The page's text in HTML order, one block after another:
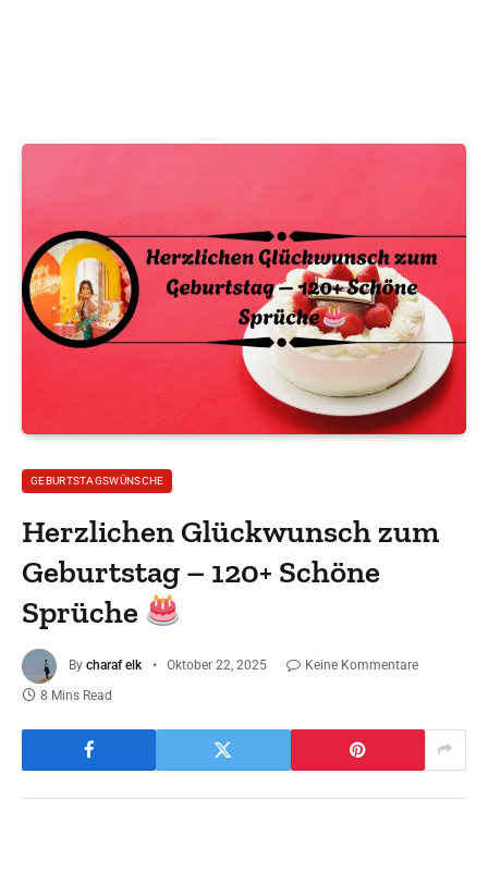
GEBURTSTAGSWÜNSCHE
Herzlichen Glückwunsch zum
Geburtstag – 120+ Schöne
Sprüche
By charaf elk Oktober 22, 2025
Keine Kommentare
8 Mins Read